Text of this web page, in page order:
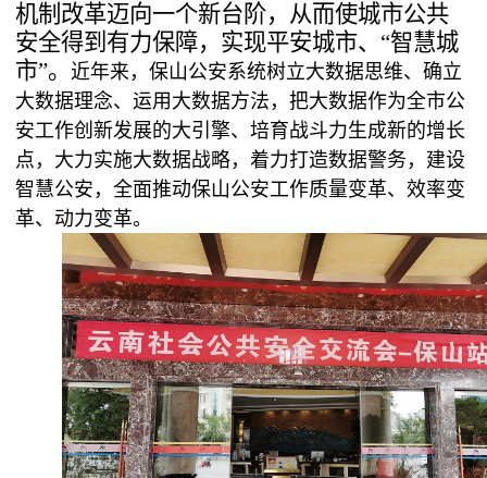
机制改革迈向一个新台阶，从而使城市公共
安全得到有力保障，实现平安城市、“智慧城
市”。
近年来，保山公安系统树立大数据思维、确立
大数据理念、运用大数据方法，把大数据作为全市公
安工作创新发展的大引擎、培育战斗力生成新的增长
点，大力实施大数据战略，着力打造数据警务，建设
智慧公安，全面推动保山公安工作质量变革、效率变
革、动力变革。